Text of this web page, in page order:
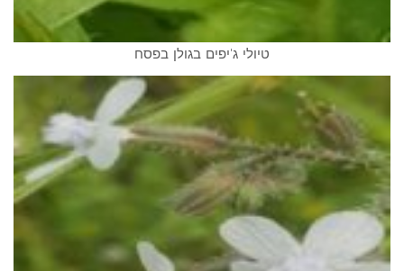
טיולי ג'יפים בגולן בפסח